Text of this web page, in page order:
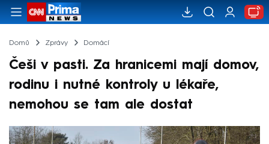
Domů Zprávy Domácí
Češi v pasti. Za hranicemi mají domov,
rodinu i nutné kontroly u lékaře,
nemohou se tam ale dostat